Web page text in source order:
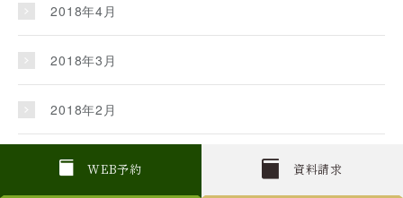
W EB予約 資料請求
2018年4月
2018年3月
2018年2月
2018年1月